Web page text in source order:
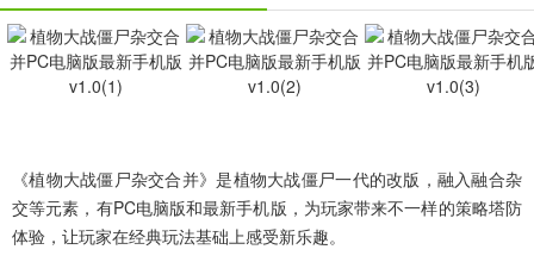
《植物大战僵尸杂交合并》是植物大战僵尸一代的改版，融入融合杂
交等元素，有PC电脑版和最新手机版，为玩家带来不一样的策略塔防
体验，让玩家在经典玩法基础上感受新乐趣。